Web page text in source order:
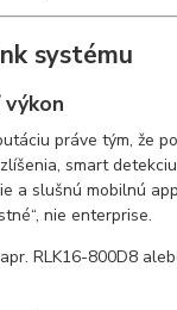
systému
výkon
práve tým, že
smart
a slušnú mobilnú
nie enterprise.
RLK16-800D8